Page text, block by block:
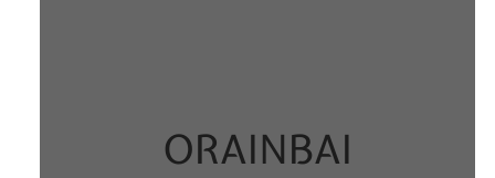
ORAINBAI